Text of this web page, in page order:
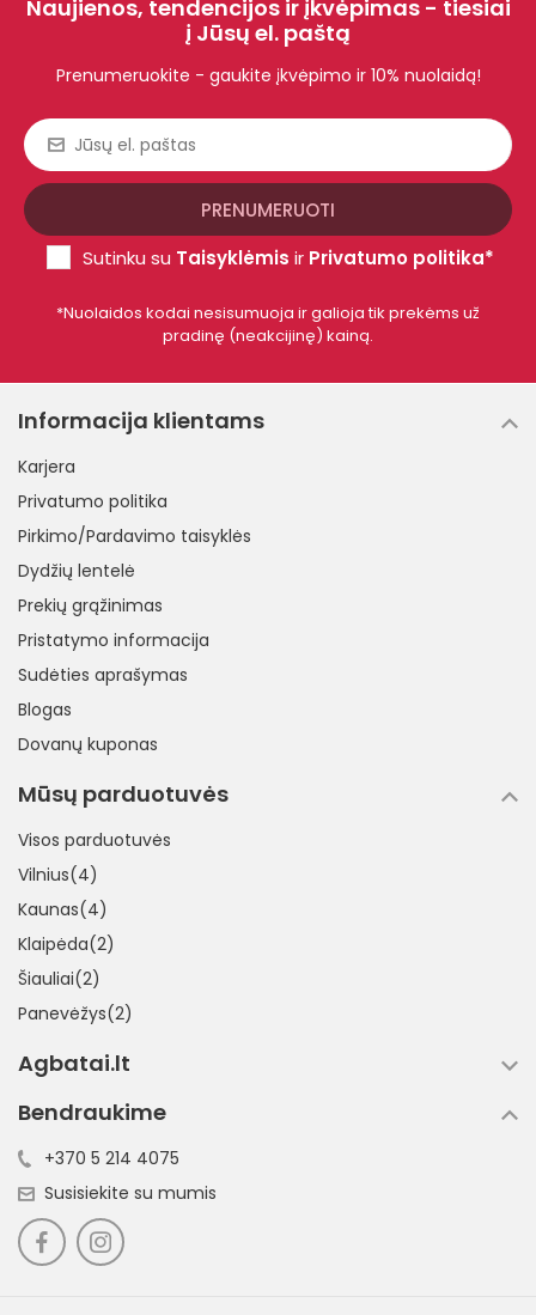
Naujienos, tendencijos ir įkvėpimas - tiesiai
į Jūsų el. paštą
Prenumeruokite - gaukite įkvėpimo ir 10% nuolaidą!
Sutinku su Taisyklėmis ir Privatumo politika*
*Nuolaidos kodai nesisumuoja ir galioja tik prekėms už
pradinę (neakcijinę) kainą.
Informacija klientams
Karjera
Privatumo politika
Pirkimo/Pardavimo taisyklės
Dydžių lentelė
Prekių grąžinimas
Pristatymo informacija
Sudėties aprašymas
Blogas
Dovanų kuponas
Mūsų parduotuvės
Visos parduotuvės
Vilnius(4)
Kaunas(4)
Klaipėda(2)
Šiauliai(2)
Panevėžys(2)
Agbatai.lt
Bendraukime
+370 5 214 4075
Susisiekite su mumis